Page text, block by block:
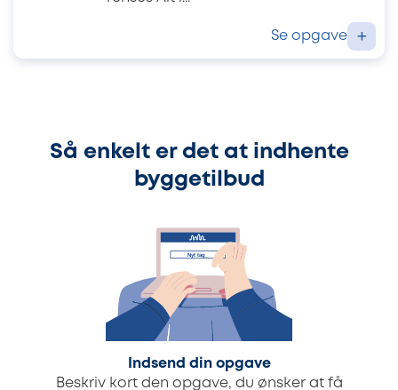
Se opgave +
Så enkelt er det at indhente
byggetilbud
Indsend din opgave
Beskriv kort den opgave, du ønsker at få